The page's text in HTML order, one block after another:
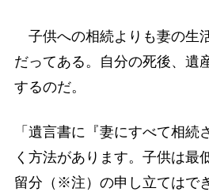
子供への相続よりも妻の生
だってある。自分の死後、遺
するのだ。
「遺言書に『妻にすべて相続
く方法があります。子供は最
留分（※注）の申し立てはで